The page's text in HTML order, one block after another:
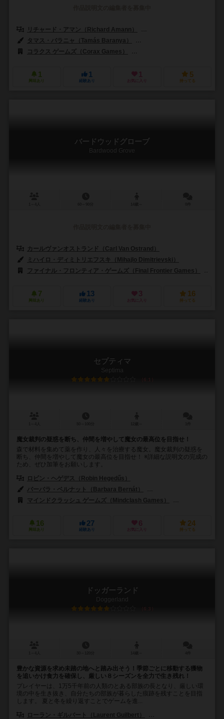
リチャード・アマン（Richard Amann）
タマス・バラニャ（Tamás Baranya）
コラクス ゲームズ（Corax Games）
1
興味あり
1
経験あり
1
お気に入り
5
持ってる
バードウッドグローブ
Bardwood Grove
カールヴァンオストランド（Carl Van Ostrand）
ミハイロ・ディミトリエフスキ（Mihajlo Dimitrievski）
ファイナル・フロンティア・ゲームズ（Final Frontier Games）
7
興味あり
13
経験あり
3
お気に入り
16
持ってる
セプティマ
Septima
6.1
魔女裁判の疑惑を断ち、仲間を増やして魔女の最高位を目指せ！
森で材料を集めて薬を作り、人々を治療する魔女。魔女裁判の疑惑を
断ち、仲間を増やして魔女の最高位を目指せ！ ※詳細な説明文の完成の
ため、ぜひ加筆をお願いします。
ロビン・ヘゲデス（Robin Hegedűs）
バーバラ・ベルナット（Barbara Bernát）
マインドクラッシュ ゲームズ（Mindclash Games）
16
興味あり
27
経験あり
6
お気に入り
24
持ってる
ドッガーランド
Doggerland
6.3
豊かな資源を求め未踏の地へと踏み出そう！季節ごとに移動する獲物
を追いかけ食力を確保し、厳しい８シーズンを全力で生き残れ！
プレイヤーは、1万5千年前の人類のとある部族の長となり、厳しい環
境の中を生き抜き、自分たちの部族が暮らした痕跡を残すことを目指
します。 夏と冬を繰り返すことでゲームを進...
ローラン・ギルバート（Laurent Guilbert）